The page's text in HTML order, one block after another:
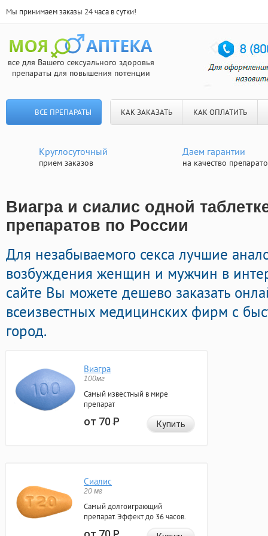
Мы принимаем заказы 24 часа в сутки!
все для Вашего сексуального здоровья
препараты для повышения потенции
ВСЕ ПРЕПАРАТЫ КАК ЗАКАЗАТЬ КАК ОПЛАТИТЬ
Круглосуточный
прием заказов
Даем гарантии
на качество
Виагра и сиалис одной
препаратов по России
Для незабываемого секса лучшие
возбуждения женщин и мужчин в
сайте Вы можете дешево заказать
всеизвестных медицинских фирм с
город.
Виагра
100мг
Самый известный в мире
препарат
от 70Р Купить
Сиалис
20 мг
Самый долгоиграющий
препарат. Эффект до 36 часов.